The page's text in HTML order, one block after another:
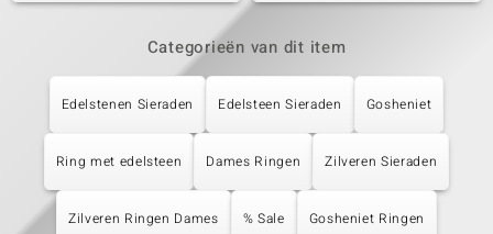
Categorieën van dit item
Edelstenen Sieraden Edelsteen Sieraden Gosheniet
Ring met edelsteen Dames Ringen Zilveren Sieraden
Zilveren Ringen Dames % Sale Gosheniet Ringen